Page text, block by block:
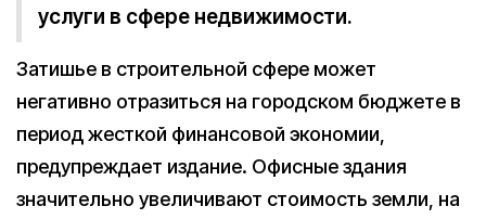
услуги в сфере недвижимости.
Затишье в строительной сфере может
негативно отразиться на городском бюджете в
период жесткой финансовой экономии,
предупреждает издание. Офисные здания
значительно увеличивают стоимость земли, на